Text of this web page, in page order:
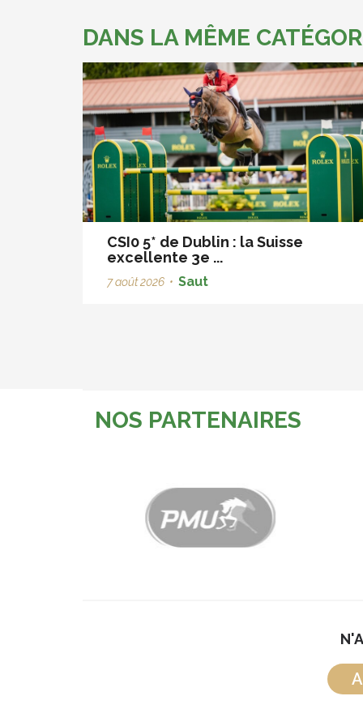
DANS LA MÊME
CSI0 5* de Dublin : la Suisse
excellente 3e ...
7 août 2026 • Saut
NOS PARTENAIRES